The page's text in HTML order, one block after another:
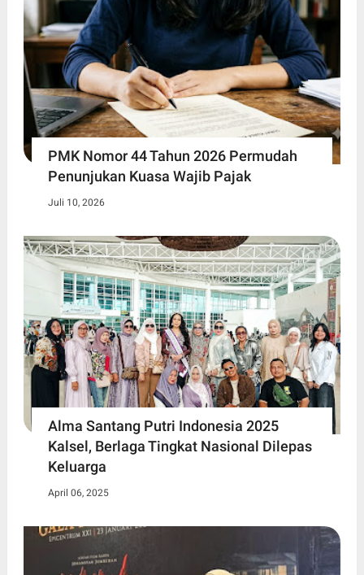
PMK Nomor 44 Tahun 2026 Permudah
Penunjukan Kuasa Wajib Pajak
Juli 10, 2026
Alma Santang Putri Indonesia 2025
Kalsel, Berlaga Tingkat Nasional Dilepas
Keluarga
April 06, 2025